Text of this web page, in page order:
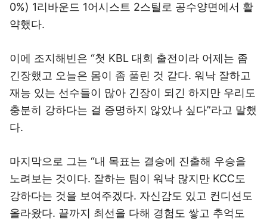
0%) 1리바운드 1어시스트 2스틸로 공수양면에서 활
약했다.
이에 조지해빈은 “첫 KBL 대회 출전이라 어제는 좀
긴장했고 오늘은 몸이 좀 풀린 것 같다. 워낙 잘하고
재능 있는 선수들이 많아 긴장이 되긴 하지만 우리도
충분히 강하다는 걸 증명하지 않았나 싶다”라고 말했
다.
마지막으로 그는 “내 목표는 결승에 진출해 우승을
노려보는 것이다. 잘하는 팀이 워낙 많지만 KCC도
강하다는 것을 보여주겠다. 자신감도 있고 컨디션도
올라왔다. 끝까지 최선을 다해 경험도 쌓고 추억도